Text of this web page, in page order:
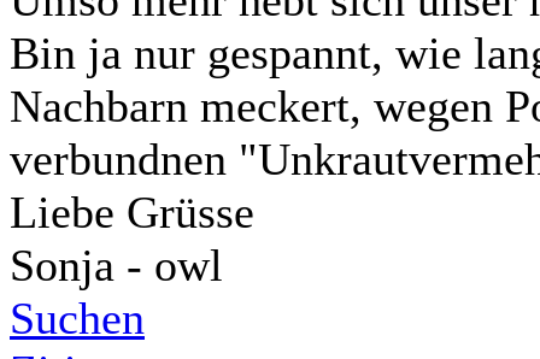
Bin ja nur gespannt, wie
Nachbarn meckert, wegen
verbundnen
Liebe Grüsse
Sonja - owl
Suchen